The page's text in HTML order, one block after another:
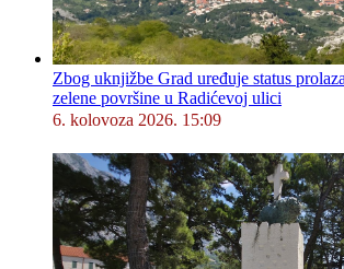
Zbog uknjižbe Grad uređuje status
zelene površine u Radićevoj ulici
6. kolovoza 2026. 15:09